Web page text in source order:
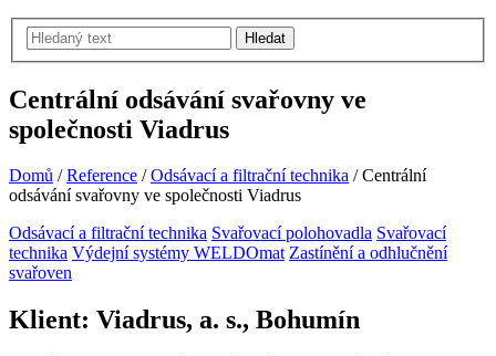
Hledat
Centrální odsávání svařovny ve
společnosti Viadrus
Domů /Reference /Odsávací a filtrační technika /Centrální
odsávání svařovny ve společnosti Viadrus
Odsávací a filtrační technika Svařovací polohovadla Svařovací
technika Výdejní systémy WELDOmat Zastínění a odhlučnění
svařoven
Klient: Viadrus, a. s., Bohumín